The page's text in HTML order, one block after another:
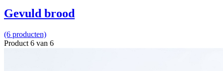
Gevuld brood
(6 producten)
Product 6 van 6